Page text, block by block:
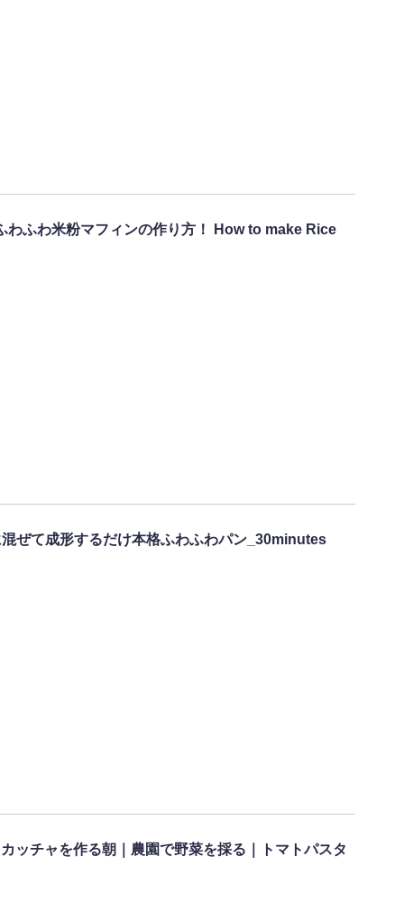
わふわ米粉マフィンの作り方！ How to make Rice
ぜて成形するだけ本格ふわふわパン_30minutes
ッチャを作る朝｜農園で野菜を採る｜トマトパスタ